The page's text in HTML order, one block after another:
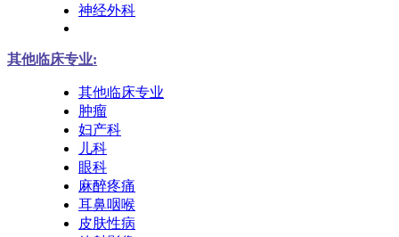
神经外科
其他临床专业:
其他临床专业
肿瘤
妇产科
儿科
眼科
麻醉疼痛
耳鼻咽喉
皮肤性病